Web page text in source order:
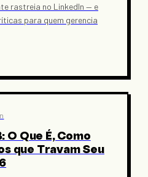
rastreia no LinkedIn — e
para quem gerencia
O Que É, Como
que Travam Seu